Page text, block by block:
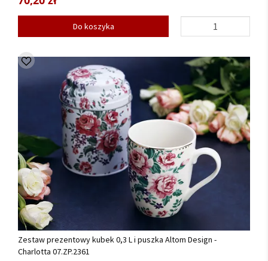
Do koszyka
Zestaw prezentowy kubek 0,3 L i puszka Altom Design -
Charlotta 07.ZP.2361